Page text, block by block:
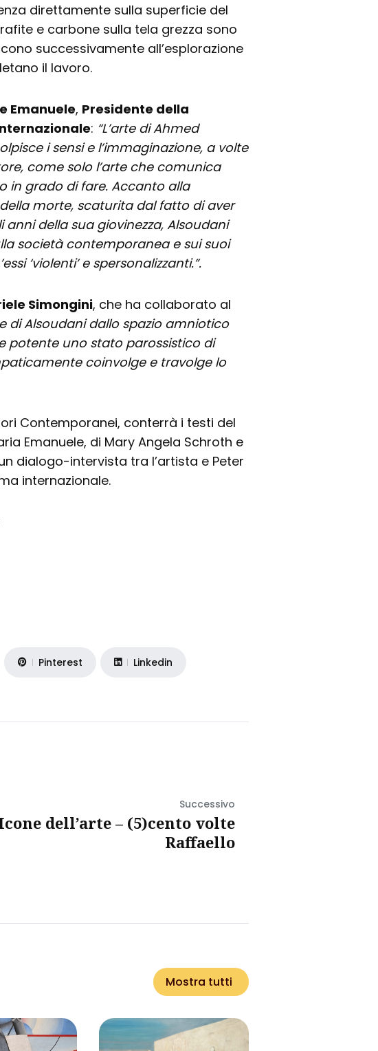
direttamente sulla superficie del
e carbone sulla tela grezza sono
successivamente all’esplorazione
il lavoro.
Emanuele, Presidente della
: “L’arte di Ahmed
i sensi e l’immaginazione, a volte
come solo l’arte che comunica
in grado di fare. Accanto alla
morte, scaturita dal fatto di aver
della sua giovinezza, Alsoudani
società contemporanea e sui suoi
‘violenti’ e spersonalizzanti.”.
Simongini, che ha collaborato al
di Alsoudani dallo spazio amniotico
potente uno stato parossistico di
coinvolge e travolge lo
Contemporanei, conterrà i testi del
Emanuele, di Mary Angela Schroth e
dialogo-intervista tra l’artista e Peter
internazionale.
Pinterest Linkedin
Successivo
dell’arte – (5)cento volte
Raffaello
Mostra tutti